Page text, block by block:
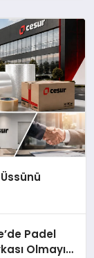
Padel
Olmayı